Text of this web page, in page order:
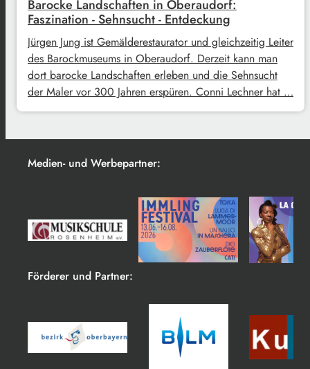
Barocke Landschaften in Oberaudorf:
Faszination - Sehnsucht - Entdeckung
Jürgen Jung ist Gemälderestaurator und gleichzeitig Leiter
des Barockmuseums in Oberaudorf. Derzeit kann man
dort barocke Landschaften erleben und die Sehnsucht
der Maler vor 300 Jahren erspüren. Conni Lechner hat …
Medien- und Werbepartner:
Förderer und Partner: